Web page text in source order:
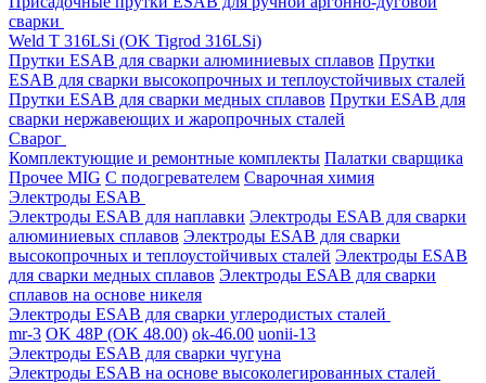
сварки
Weld T 316LSi (OK Tigrod 316LSi)
Прутки ESAB для сварки алюминиевых сплавов Прутки
ESAB для сварки высокопрочных и теплоустойчивых сталей
Прутки ESAB для сварки медных сплавов Прутки ESAB для
сварки нержавеющих и жаропрочных сталей
Сварог
Комплектующие и ремонтные комплекты Палатки сварщика
Прочее MIG С подогревателем Сварочная химия
Электроды ESAB
Электроды ESAB для наплавки Электроды ESAB для сварки
алюминиевых сплавов Электроды ESAB для сварки
высокопрочных и теплоустойчивых сталей Электроды ESAB
для сварки медных сплавов Электроды ESAB для сварки
сплавов на основе никеля
Электроды ESAB для сварки углеродистых сталей
mr-3 OK 48Р (OK 48.00) ok-46.00 uonii-13
Электроды ESAB для сварки чугуна
Электроды ESAB на основе высоколегированных сталей